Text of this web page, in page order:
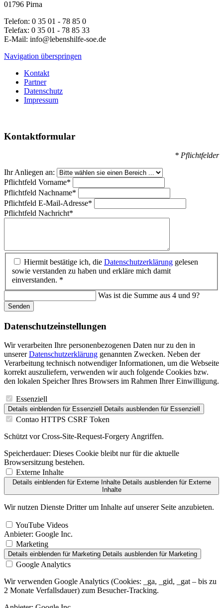
01796 Pirna
Telefon: 0 35 01 - 78 85 0
Telefax: 0 35 01 - 78 85 33
E-Mail: info@lebenshilfe-soe.de
Navigation überspringen
Kontakt
Partner
Datenschutz
Impressum
Kontaktformular
* Pflichtfelder
Ihr Anliegen an:
Pflichtfeld Vorname*
Pflichtfeld Nachname*
Pflichtfeld E-Mail-Adresse*
Pflichtfeld Nachricht*
Hiermit bestätige ich, die Datenschutzerklärung gelesen
sowie verstanden zu haben und erkläre mich damit
einverstanden. *
Was ist die Summe aus 4 und 9?
Senden
Datenschutz­einstellungen
Wir verarbeiten Ihre personenbezogenen Daten nur zu den in
unsererDatenschutzerklärung genannten Zwecken. Neben der
Verarbeitung technisch notwendiger Informationen, um die Webseite
korrekt auszuliefern, verwenden wir auch folgende Cookies bzw.
den lokalen Speicher Ihres Browsers im Rahmen Ihrer Einwilligung.
Essenziell
Details einblenden für Essenziell Details ausblenden für Essenziell
Contao HTTPS CSRF Token
Schützt vor Cross-Site-Request-Forgery Angriffen.
Speicherdauer: Dieses Cookie bleibt nur für die aktuelle
Browsersitzung bestehen.
Externe Inhalte
Details einblendenfür Externe Inhalte Details ausblendenfür Externe
Inhalte
Wir nutzen Dienste Dritter um Inhalte auf unserer Seite anzubieten.
YouTube Videos
Anbieter: Google Inc.
Marketing
Details einblenden für Marketing Details ausblenden für Marketing
Google Analytics
Wir verwenden Google Analytics (Cookies: _ga, _gid, _gat – bis zu
2 Monate Verfallsdauer) zum Besucher-Tracking.